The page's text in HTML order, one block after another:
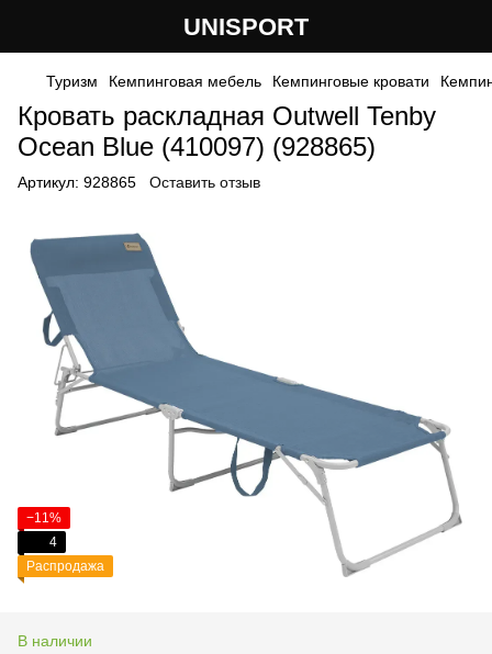
UNISPORT
Туризм Кемпинговая мебель Кемпинговые кровати
Кровать раскладная Outwell Tenby
Ocean Blue (410097) (928865)
Артикул: 928865 Оставить отзыв
−11%
4
Распродажа
В наличии